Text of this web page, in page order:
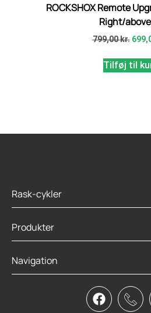
ROCKSHOX Remote
Right/
799,00kr.
Tilføj til
Rask-cykler
Produkter
Navigation